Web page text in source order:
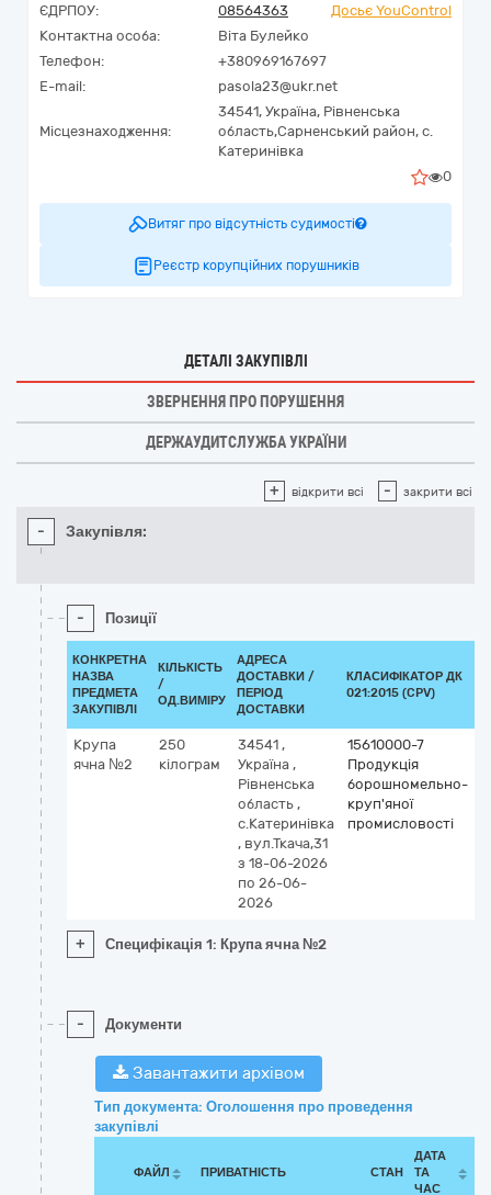
ЄДРПОУ:
08564363
Досьє YouControl
Контактна особа:
Віта Булейко
Телефон:
+380969167697
E-mail:
pasola23@ukr.net
Місцезнаходження:
34541, Україна, Рівненська
область,Сарненський район, с.
Катеринівка
0
Витяг про відсутність судимості
Реєстр корупційних порушників
ДЕТАЛІ ЗАКУПІВЛІ
ЗВЕРНЕННЯ ПРО ПОРУШЕННЯ
ДЕРЖАУДИТСЛУЖБА УКРАЇНИ
+ відкрити всі - закрити всі
- Закупівля:
- Позиції
КОНКРЕТНА
НАЗВА
ПРЕДМЕТА
ЗАКУПІВЛІ
КІЛЬКІСТЬ
/
ОД.ВИМІРУ
АДРЕСА
ДОСТАВКИ /
ПЕРІОД
ДОСТАВКИ
КЛАСИФІКАТОР ДК
021:2015 (CPV)
Крупа
ячна №2
250
кілограм
34541 ,
Україна ,
Рівненська
область ,
с.Катеринівка
, вул.Ткача,31
з 18-06-2026
по 26-06-
2026
15610000-7
Продукція
борошномельно-
круп'яної
промисловості
+ Специфікація 1: Крупа ячна №2
- Документи
Завантажити архівом
Тип документа: Оголошення про проведення
закупівлі
ФАЙЛ ПРИВАТНІСТЬ СТАН
ДАТА
ТА
ЧАС